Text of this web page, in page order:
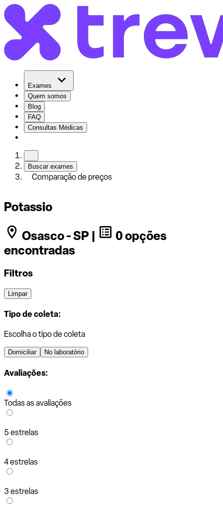
Exames
Quem somos
Blog
FAQ
Consultas Médicas
Buscar exames
Comparação de preços
Potassio
Osasco - SP |
0 opções
encontradas
Filtros
Limpar
Tipo de coleta:
Escolha o tipo de coleta
Domiciliar No laboratório
Avaliações:
Todas as avaliações
5 estrelas
4 estrelas
3 estrelas